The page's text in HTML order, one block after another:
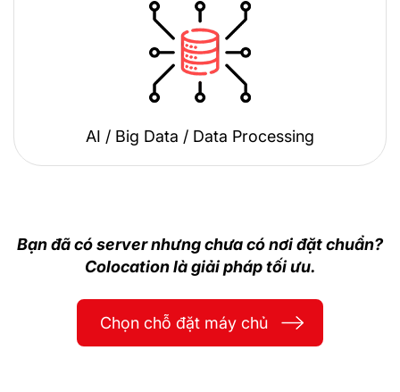
AI / Big Data / Data Processing
Bạn đã có server nhưng chưa có nơi đặt chuẩn?
Colocation là giải pháp tối ưu.
Chọn chỗ đặt máy chủ